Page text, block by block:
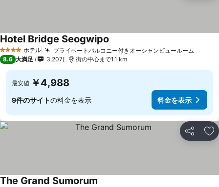
4 ホテルのランク
ホテル プライベートバルコニー付きオーシャンビュールーム
Hotel Bridge Seogwipo
8.6 大満足 3,207 街の中心まで1.1 km
最安値 ￥4,988
9件のサイトの料金を表示 料金を表示
シェア お
The Grand Sumorum